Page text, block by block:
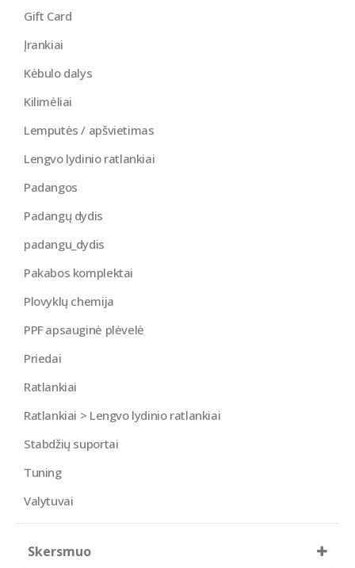
Gift Card
Įrankiai
Kėbulo dalys
Kilimėliai
Lemputės / apšvietimas
Lengvo lydinio ratlankiai
Padangos
Padangų dydis
padangu_dydis
Pakabos komplektai
Plovyklų chemija
PPF apsauginė plėvelė
Priedai
Ratlankiai
Ratlankiai > Lengvo lydinio ratlankiai
Stabdžių suportai
Tuning
Valytuvai
Skersmuo